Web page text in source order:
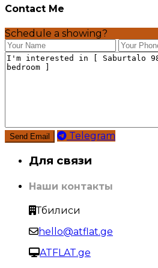
Contact Me
Schedule a showing?
Telegram
Для связи
Наши контакты
Тбилиси
hello@atflat.ge
ATFLAT.ge